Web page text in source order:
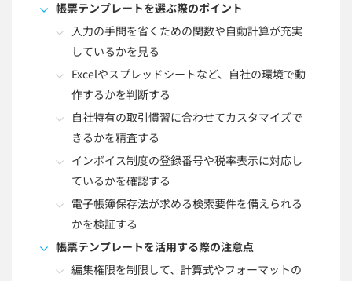
帳票テンプレートを選ぶ際のポイント
入力の手間を省くための関数や自動計算が充実
しているかを見る
Excelやスプレッドシートなど、自社の環境で動
作するかを判断する
自社特有の取引慣習に合わせてカスタマイズで
きるかを精査する
インボイス制度の登録番号や税率表示に対応し
ているかを確認する
電子帳簿保存法が求める検索要件を備えられる
かを検証する
帳票テンプレートを活用する際の注意点
編集権限を制限して、計算式やフォーマットの